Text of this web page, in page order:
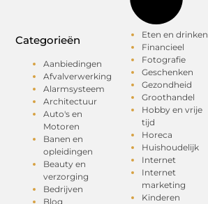
Categorieën
Aanbiedingen
Afvalverwerking
Alarmsysteem
Architectuur
Auto's en
Motoren
Banen en
opleidingen
Beauty en
verzorging
Bedrijven
Blog
Eten en drinken
Financieel
Fotografie
Geschenken
Gezondheid
Groothandel
Hobby en vrije
tijd
Horeca
Huishoudelijk
Internet
Internet
marketing
Kinderen